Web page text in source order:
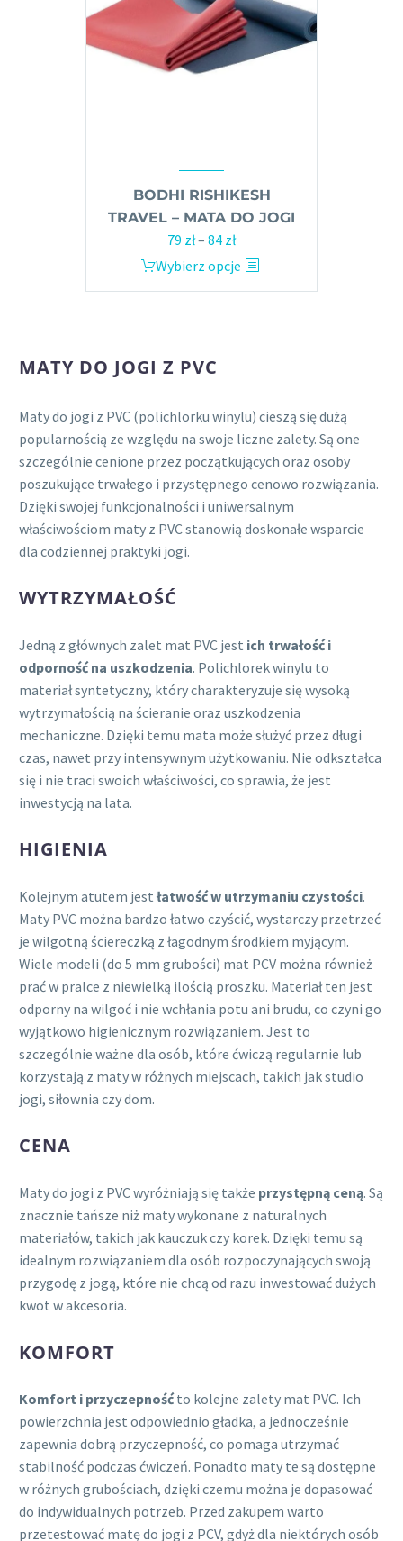
na
stronie
produktu
BODHI RISHIKESH
TRAVEL – MATA DO JOGI
79 zł– 84 złZakres
cen:
Wybierz opcje
Ten
produkt
Opcje
wybrać
na
stronie
produktu
MATY DO JOGI Z PVC
Maty do jogi z PVC (polichlorku winylu) cieszą się dużą
popularnością ze względu na swoje liczne zalety. Są one
szczególnie cenione przez początkujących oraz osoby
poszukujące trwałego i przystępnego cenowo rozwiązania.
Dzięki swojej funkcjonalności i uniwersalnym
właściwościom maty z PVC stanowią doskonałe wsparcie
dla codziennej praktyki jogi.
WYTRZYMAŁOŚĆ
Jedną z głównych zalet mat PVC jest ich trwałość i
odporność na uszkodzenia. Polichlorek winylu to
materiał syntetyczny, który charakteryzuje się wysoką
wytrzymałością na ścieranie oraz uszkodzenia
mechaniczne. Dzięki temu mata może służyć przez długi
czas, nawet przy intensywnym użytkowaniu. Nie odkształca
się i nie traci swoich właściwości, co sprawia, że jest
inwestycją na lata.
HIGIENIA
Kolejnym atutem jest łatwość w utrzymaniu czystości.
Maty PVC można bardzo łatwo czyścić, wystarczy przetrzeć
je wilgotną ściereczką z łagodnym środkiem myjącym.
Wiele modeli (do 5 mm grubości) mat PCV można również
prać w pralce z niewielką ilością proszku. Materiał ten jest
odporny na wilgoć i nie wchłania potu ani brudu, co czyni go
wyjątkowo higienicznym rozwiązaniem. Jest to
szczególnie ważne dla osób, które ćwiczą regularnie lub
korzystają z maty w różnych miejscach, takich jak studio
jogi, siłownia czy dom.
CENA
Maty do jogi z PVC wyróżniają się także przystępną ceną. Są
znacznie tańsze niż maty wykonane z naturalnych
materiałów, takich jak kauczuk czy korek. Dzięki temu są
idealnym rozwiązaniem dla osób rozpoczynających swoją
przygodę z jogą, które nie chcą od razu inwestować dużych
kwot w akcesoria.
KOMFORT
Komfort i przyczepnośćto kolejne zalety mat PVC. Ich
powierzchnia jest odpowiednio gładka, a jednocześnie
zapewnia dobrą przyczepność, co pomaga utrzymać
stabilność podczas ćwiczeń. Ponadto maty te są dostępne
w różnych grubościach, dzięki czemu można je dopasować
do indywidualnych potrzeb. Przed zakupem warto
przetestować matę do jogi z PCV, gdyż dla niektórych osób